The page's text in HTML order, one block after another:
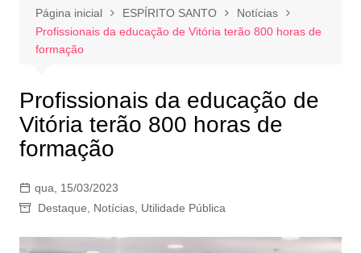
Página inicial ESPÍRITO SANTO
Notícias
Profissionais da educação de Vitória terão 800 horas de
formação
Profissionais da educação de
Vitória terão 800 horas de
formação
qua, 15/03/2023
Destaque
Notícias, Utilidade Pública